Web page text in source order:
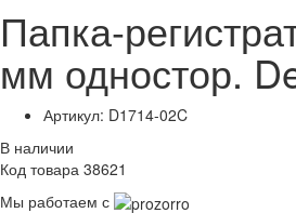
Папка-
мм одностор.
Артикул: D1714-02C
В наличии
Код товара 38621
Мы работаем с